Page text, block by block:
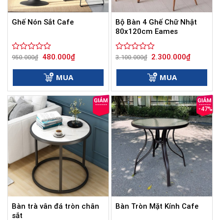
Ghế Nón Sắt Cafe
Được
5
sao
950.000₫ Giá
là:
950.000₫.
480.000₫Giá
hiện
tại
MUA
Bộ Bàn 4 Ghế Chữ Nhật
80x120cm Eames
Được
5
sao
3.100.000₫ Giá
là:
3.100.000₫.
2.300.000₫Giá
hiện
tại
MUA
Bàn trà vân đá tròn chân
sắt
-47%
Bàn Tròn Mặt Kính Cafe